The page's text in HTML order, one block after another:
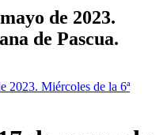
de 2023.
de Pascua.
2023. Miércoles de la 6ª